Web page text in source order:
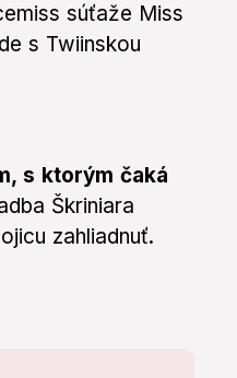
súťaže Miss
s Twiinskou
s ktorým čaká
Škriniara
zahliadnuť.